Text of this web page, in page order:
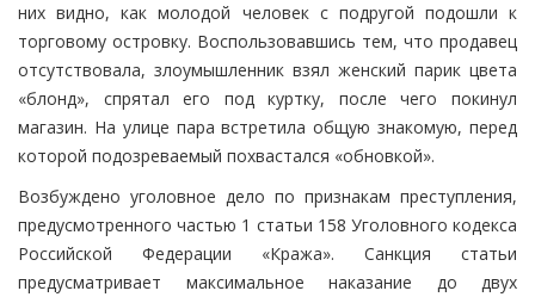
них видно, как молодой человек с подругой подошли к
торговому островку. Воспользовавшись тем, что продавец
отсутствовала, злоумышленник взял женский парик цвета
«блонд», спрятал его под куртку, после чего покинул
магазин. На улице пара встретила общую знакомую, перед
которой подозреваемый похвастался «обновкой».
Возбуждено уголовное дело по признакам преступления,
предусмотренного частью 1 статьи 158 Уголовного кодекса
Российской Федерации «Кража». Санкция статьи
предусматривает максимальное наказание до двух